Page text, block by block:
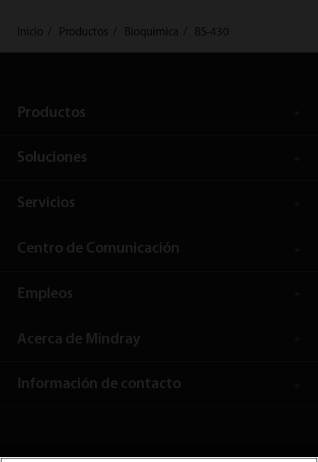
Inicio Productos Bioquimica BS-430
Productos
Soluciones
Servicios
Centro de Comunicación
Empleos
Acerca de Mindray
Información de contacto